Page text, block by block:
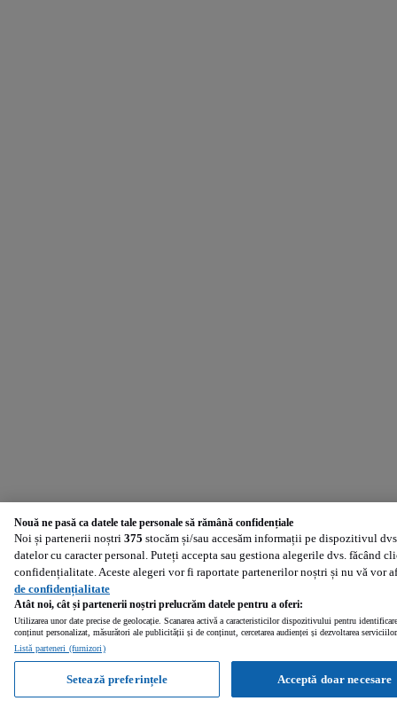
Nouă ne pasă ca datele tale personale să rămână confidențiale
Noi și partenerii noștri 375 stocăm și/sau accesăm informații pe dispozitivul
datelor cu caracter personal. Puteți accepta sau gestiona alegerile dvs. făcând
confidențialitate. Aceste alegeri vor fi raportate partenerilor noștri și nu vă vor
de confidențialitate
Atât noi, cât și partenerii noștri prelucrăm datele pentru a oferi:
Utilizarea unor date precise de geolocație. Scanarea activă a caracteristicilor dispozitivului pentru
conținut personalizat, măsurători ale publicității și de conținut, cercetarea audienței și dezvoltarea
Listă parteneri (furnizori)
Acceptă doar necesare
Setează preferințele